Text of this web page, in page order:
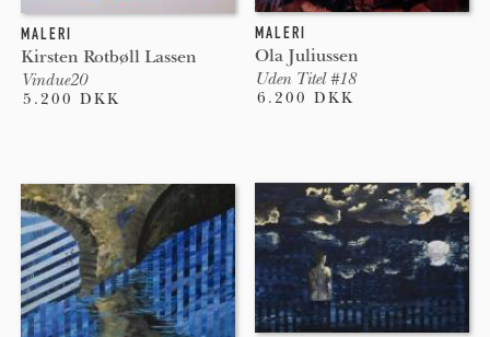
MALERI
Kirsten Rotbøll Lassen
Vindue20
5.200 DKK
MALERI
Ola Juliussen
Uden Titel #18
6.200 DKK